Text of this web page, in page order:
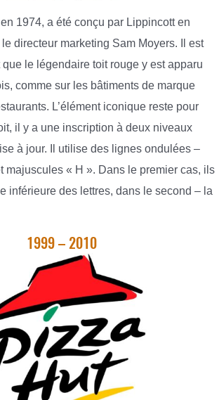
1974, a été conçu par Lippincott en
directeur marketing Sam Moyers. Il est
le légendaire toit rouge y est apparu
comme sur les bâtiments de marque
L’élément iconique reste pour
il y a une inscription à deux niveaux
à jour. Il utilise des lignes ondulées –
majuscules « H ». Dans le premier cas, ils
inférieure des lettres, dans le second – la
1999 – 2010